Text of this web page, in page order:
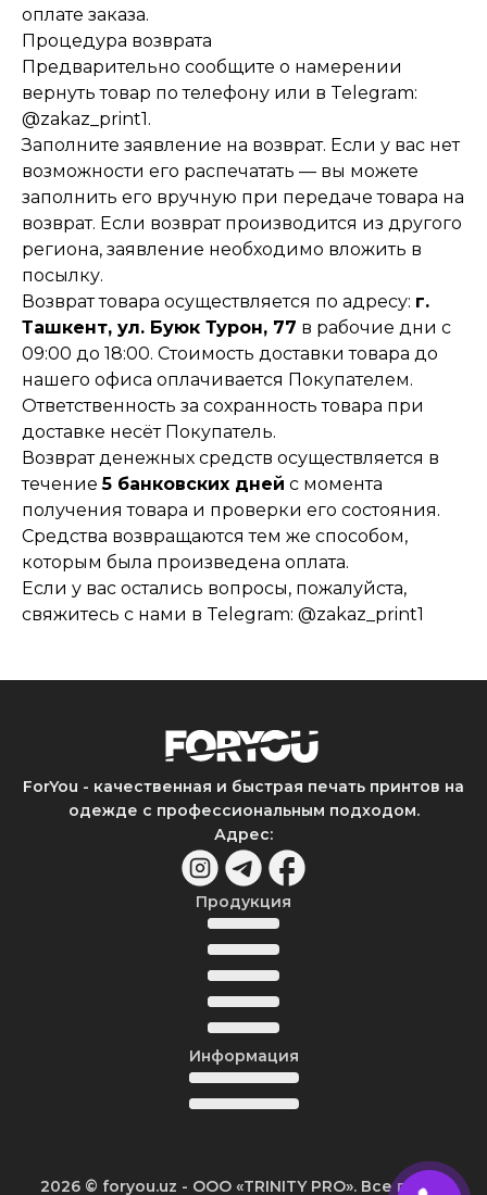
оплате заказа.
Процедура возврата
Предварительно сообщите о намерении
вернуть товар по телефону или в Telegram:
@zakaz_print1.
Заполните заявление на возврат. Если у вас нет
возможности его распечатать — вы можете
заполнить его вручную при передаче товара на
возврат. Если возврат производится из другого
региона, заявление необходимо вложить в
посылку.
Возврат товара осуществляется по адресу: г.
Ташкент, ул. Буюк Турон, 77 в рабочие дни с
09:00 до 18:00. Стоимость доставки товара до
нашего офиса оплачивается Покупателем.
Ответственность за сохранность товара при
доставке несёт Покупатель.
Возврат денежных средств осуществляется в
течение5 банковских дней с момента
получения товара и проверки его состояния.
Средства возвращаются тем же способом,
которым была произведена оплата.
Если у вас остались вопросы, пожалуйста,
свяжитесь с нами в Telegram: @zakaz_print1
ForYou - качественная и быстрая печать принтов на
одежде с профессиональным подходом.
Адрес:
Продукция
Информация
2026 © foryou.uz - ООО «TRINITY PRO». Все права